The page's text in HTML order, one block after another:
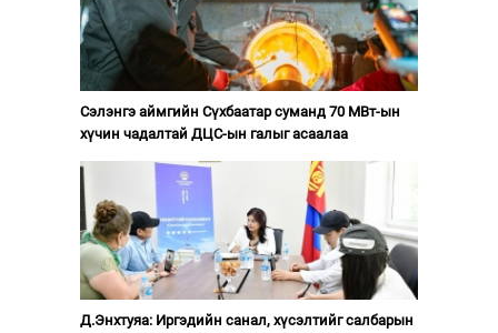
Сэлэнгэ аймгийн Сүхбаатар суманд 70 МВт-ын
хүчин чадалтай ДЦС-ын галыг асаалаа
Д.Энхтуяа: Иргэдийн санал, хүсэлтийг салбарын